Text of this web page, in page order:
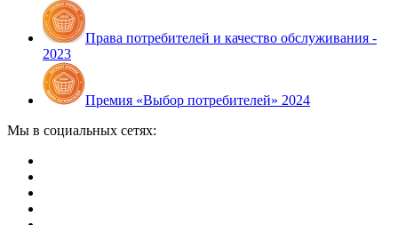
Права потребителей и качество обслуживания -
2023
Премия «Выбор потребителей» 2024
Мы в социальных сетях: